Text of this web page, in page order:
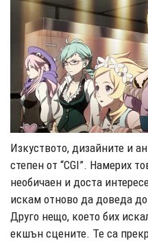
Изкуството, дизайните и
степен от “CGI”. Намерих
необичаен и доста
искам отново да доведа
Друго нещо, което бих
екшън сцените. Те са